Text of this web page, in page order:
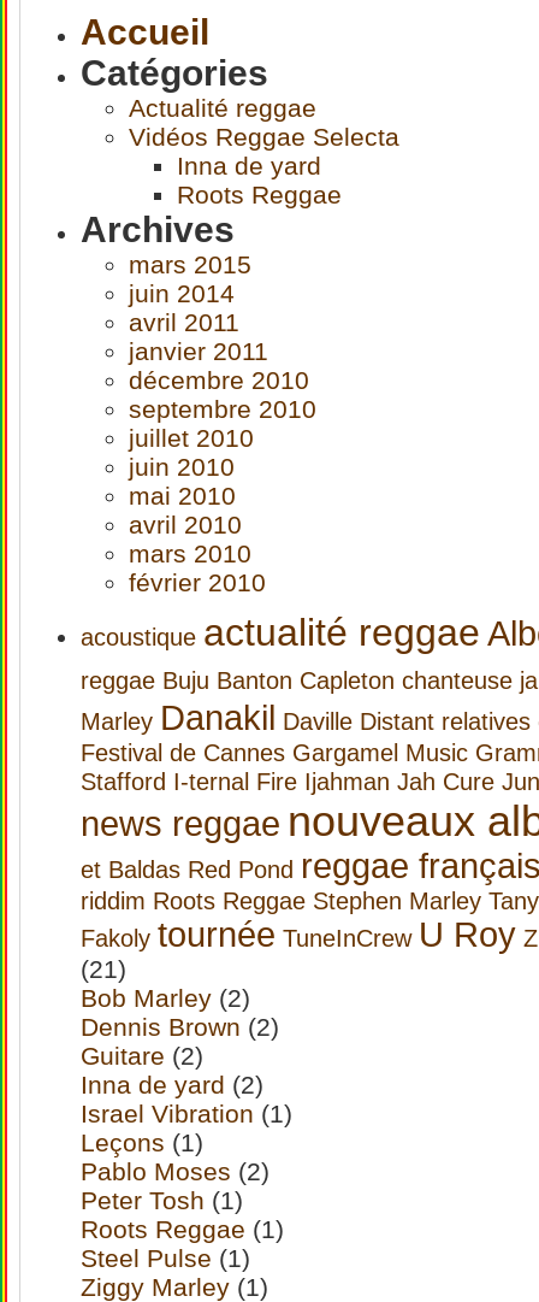
Accueil
Catégories
Actualité reggae
Vidéos Reggae Selecta
Inna de yard
Roots Reggae
Archives
mars 2015
juin 2014
avril 2011
janvier 2011
décembre 2010
septembre 2010
juillet 2010
juin 2010
mai 2010
avril 2010
mars 2010
février 2010
acoustique actualité reggae
reggae Buju Banton Capleton chanteuse
Marley Danakil Daville Distant relatives
Festival de Cannes Gargamel Music
Stafford I-ternal Fire Ijahman Jah Cure
news reggae nouveaux
et Baldas Red Pond reggae
riddim Roots Reggae Stephen Marley
Fakoly tournée TuneInCrew U Roy
(21)
Bob Marley (2)
Dennis Brown (2)
Guitare (2)
Inna de yard (2)
Israel Vibration (1)
Leçons (1)
Pablo Moses (2)
Peter Tosh (1)
Roots Reggae (1)
Steel Pulse (1)
Ziggy Marley (1)